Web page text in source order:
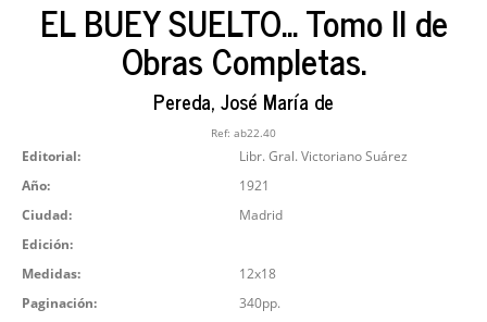
EL BUEY SUELTO... Tomo II de
Obras Completas.
Pereda, José María de
Ref: ab22.40
Editorial:
Libr. Gral. Victoriano Suárez
Año:
1921
Ciudad:
Madrid
Edición:
Medidas:
12x18
Paginación:
340pp.